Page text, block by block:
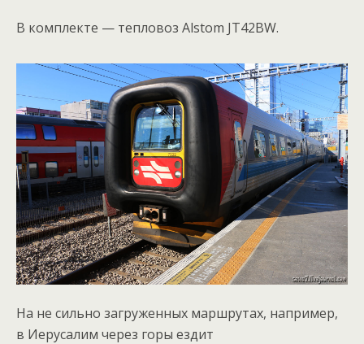
В комплекте — тепловоз Alstom JT42BW.
На не сильно загруженных маршрутах, например,
в Иерусалим через горы ездит